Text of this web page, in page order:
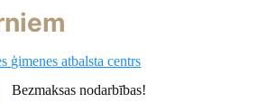
ģimenes atbalsta centrs
Bezmaksas nodarbības!